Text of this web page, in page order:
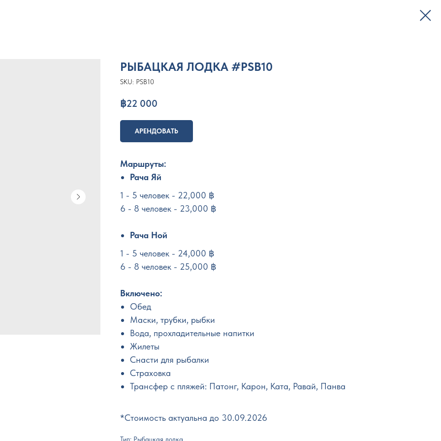
РЫБАЦКАЯ ЛОДКА #PSB10
SKU: PSB10
฿22 000
АРЕНДОВАТЬ
Маршруты:
Рача Яй
1 - 5 человек - 22,000 ฿
6 - 8 человек - 23,000 ฿
Рача Ной
1 - 5 человек - 24,000 ฿
6 - 8 человек - 25,000 ฿
Включено:
Обед
Маски, трубки, рыбки
Вода, прохладительные напитки
Жилеты
Снасти для рыбалки
Страховка
Трансфер с пляжей: Патонг, Карон, Ката, Равай, Панва
*Стоимость актуальна до 30.09.2026
Тип: Рыбацкая лодка